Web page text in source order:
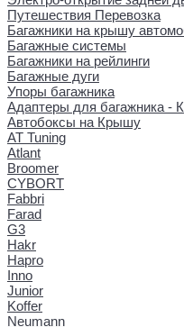
Путешествия Перевозка
Багажники на крышу
Багажные системы
Багажники на рейлинги
Багажные дуги
Упоры багажника
Адаптеры для багажника -
Автобоксы на Крышу
AT Tuning
Atlant
Broomer
CYBORT
Fabbri
Farad
G3
Hakr
Hapro
Inno
Junior
Koffer
Neumann